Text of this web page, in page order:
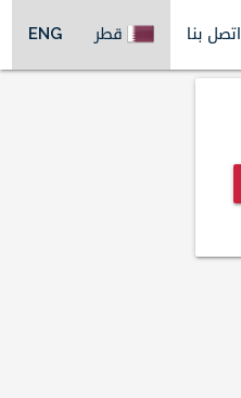
اتصل بنا قطر ENG